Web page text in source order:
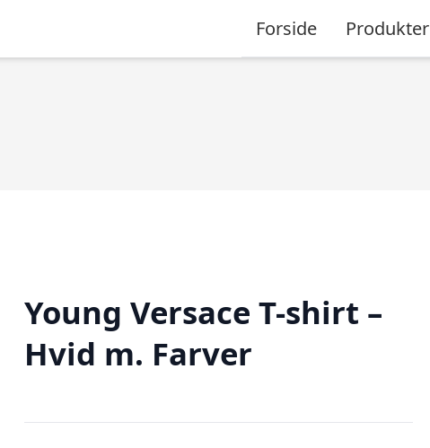
Forside Produkter
Young Versace T-shirt –
Hvid m. Farver